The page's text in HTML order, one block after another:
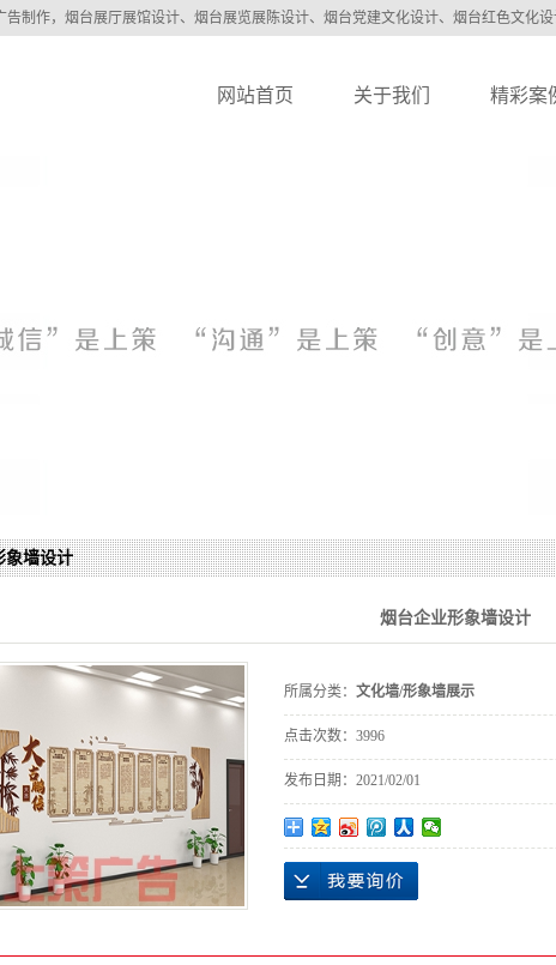
制作，烟台展厅展馆设计、烟台展览展陈设计、烟台党建文化设计、烟台红色文化
网站首页 关于我们 精彩案
烟台广告
象墙设计
烟台企业形象墙设计
所属分类： 文化墙/形象墙展示
点击次数： 3996
发布日期： 2021/02/01